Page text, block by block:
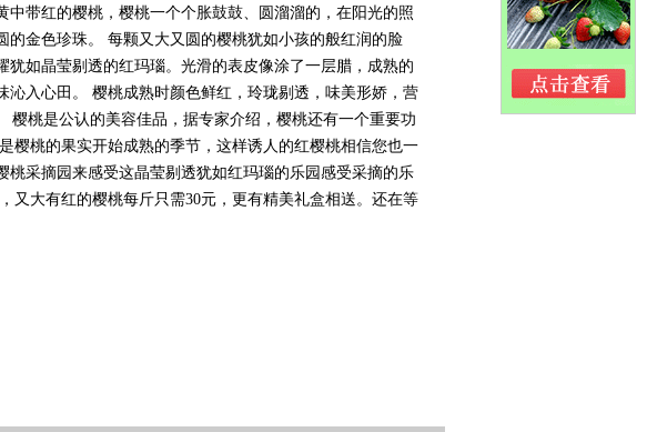
带红的樱桃，樱桃一个个胀鼓鼓、圆溜溜的，在阳光的照
金色珍珠。 每颗又大又圆的樱桃犹如小孩的般红润的脸
如晶莹剔透的红玛瑙。光滑的表皮像涂了一层腊，成熟的
入心田。 樱桃成熟时颜色鲜红，玲珑剔透，味美形娇，营
樱桃是公认的美容佳品，据专家介绍，樱桃还有一个重要功
樱桃的果实开始成熟的季节，这样诱人的红樱桃相信您也一
采摘园来感受这晶莹剔透犹如红玛瑙的乐园感受采摘的乐
又大有红的樱桃每斤只需30元，更有精美礼盒相送。还在等